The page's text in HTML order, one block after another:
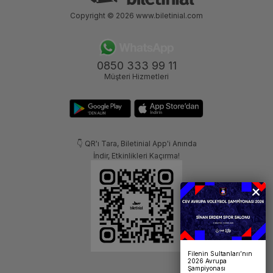
0850 333 99 11
Müşteri Hizmetleri
👇 QR'ı Tara, Biletinial App'i Anında
İndir, Etkinlikleri Kaçırma!
Copyright © 2026 www.biletinial.com
Filenin Sultanları’nın
2026 Avrupa
Şampiyonası